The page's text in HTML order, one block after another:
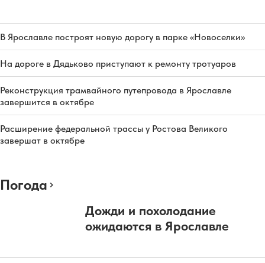
В Ярославле построят новую дорогу в парке «Новоселки»
На дороге в Дядьково приступают к ремонту тротуаров
Реконструкция трамвайного путепровода в Ярославле
завершится в октябре
Расширение федеральной трассы у Ростова Великого
завершат в октябре
Погода
Дожди и похолодание
ожидаются в Ярославле